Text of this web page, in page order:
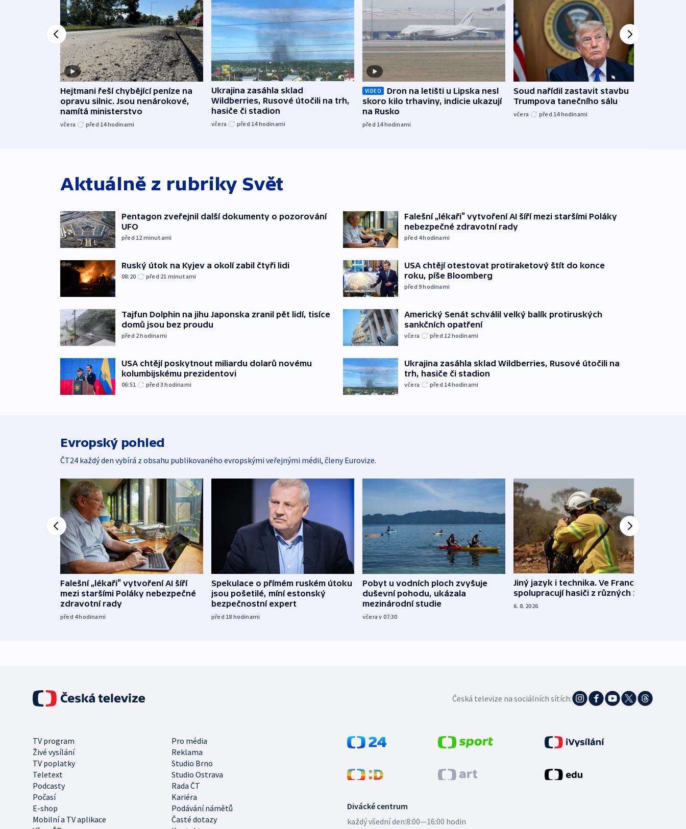
Hejtmani řeší chybějící peníze na
opravu silnic. Jsou nenárokové,
namítá ministerstvo
včera před 14hodinami
Ukrajina zasáhla sklad
Wildberries, Rusové útočili na trh,
hasiče či stadion
včera před 14hodinami
VIDEO
Dron na letišti u Lipska nesl
skoro kilo trhaviny, indicie ukazují
na Rusko
před 14hodinami
Soud nařídil zastavit stavbu
Trumpova tanečního sálu
včera před 14hodinami
Aktuálně z rubriky Svět
Pentagon zveřejnil další dokumenty o pozorování
UFO
před 12 minutami
Ruský útok na Kyjev a okolí zabil čtyři lidi
08:20 před 21 minutami
Tajfun Dolphin na jihu Japonska zranil pět lidí, tisíce
domů jsou bez proudu
před 2hodinami
USA chtějí poskytnout miliardu dolarů novému
kolumbijskému prezidentovi
06:51 před 3hodinami
Falešní „lékaři“ vytvoření AI šíří mezi staršími Poláky
nebezpečné zdravotní rady
před 4hodinami
USA chtějí otestovat protiraketový štít do konce
roku, píše Bloomberg
před 9hodinami
Americký Senát schválil velký balík protiruských
sankčních opatření
včera před 12 hodinami
Ukrajina zasáhla sklad Wildberries, Rusové útočili na
trh, hasiče či stadion
včera před 14hodinami
Evropský pohled
ČT24 každý den vybírá z obsahu publikovaného evropskými veřejnými médii, členy Eurovize.
Falešní „lékaři“ vytvoření AI šíří
mezi staršími Poláky nebezpečné
zdravotní rady
před 4hodinami
Spekulace o přímém ruském útoku
jsou pošetilé, míní estonský
bezpečnostní expert
před 18 hodinami
Pobyt u vodních ploch zvyšuje
duševní pohodu, ukázala
mezinárodní studie
včera v 07:30
Jiný jazyk i technika. Ve Francii
spolupracují hasiči z různých zemí
6. 8. 2026
Česká televize na sociálních sítích:
TV program
Pro média
Živé vysílání
Reklama
TV poplatky
Studio Brno
Teletext
Studio Ostrava
Podcasty
Rada ČT
Počasí
Kariéra
E-shop
Podávání námětů
Mobilní a TV aplikace
Časté dotazy
Divácké centrum
každý všední den:8:00—16:00 hodin